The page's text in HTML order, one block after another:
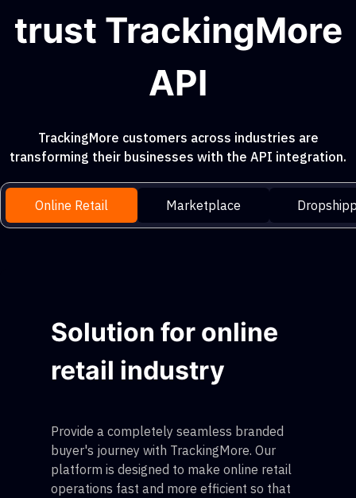
trust TrackingMore
API
TrackingMore customers across industries are
transforming their businesses with the API integration.
Online Retail Marketplace
Solution for online
retail industry
Provide a completely seamless branded
buyer's journey with TrackingMore. Our
platform is designed to make online retail
operations fast and more efficient so that